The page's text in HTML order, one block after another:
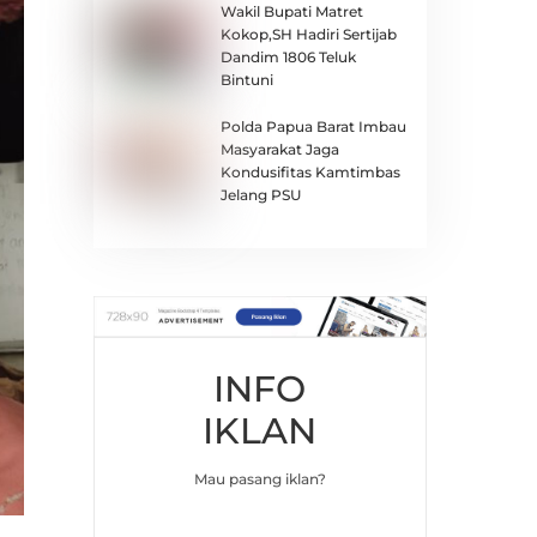
Wakil Bupati Matret
Kokop,SH Hadiri Sertijab
Dandim 1806 Teluk
Bintuni
Polda Papua Barat Imbau
Masyarakat Jaga
Kondusifitas Kamtimbas
Jelang PSU
INFO
IKLAN
Mau pasang iklan?